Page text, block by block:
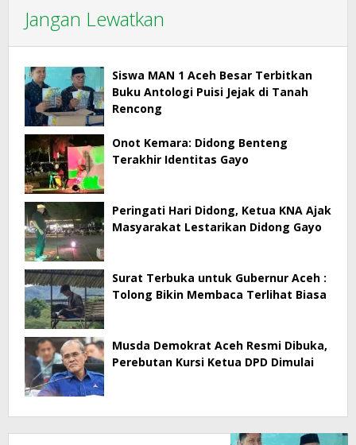
Jangan Lewatkan
Siswa MAN 1 Aceh Besar Terbitkan
Buku Antologi Puisi Jejak di Tanah
Rencong
Onot Kemara: Didong Benteng
Terakhir Identitas Gayo
Peringati Hari Didong, Ketua KNA Ajak
Masyarakat Lestarikan Didong Gayo
Surat Terbuka untuk Gubernur Aceh :
Tolong Bikin Membaca Terlihat Biasa
Musda Demokrat Aceh Resmi Dibuka,
Perebutan Kursi Ketua DPD Dimulai